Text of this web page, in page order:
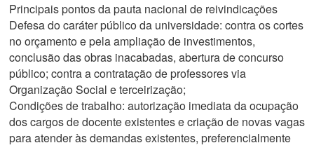
Principais pontos da pauta nacional de reivindicações
Defesa do caráter público da universidade: contra os cortes
no orçamento e pela ampliação de investimentos,
conclusão das obras inacabadas, abertura de concurso
público; contra a contratação de professores via
Organização Social e terceirização;
Condições de trabalho: autorização imediata da ocupação
dos cargos de docente existentes e criação de novas vagas
para atender às demandas existentes, preferencialmente